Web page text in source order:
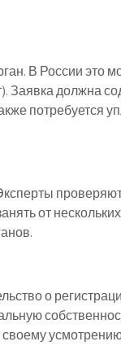
В России это
Заявка должна
потребуется
от
о